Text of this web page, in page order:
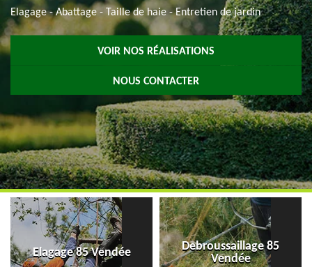
Elagage - Abattage - Taille de haie - Entretien de jardin
VOIR NOS RÉALISATIONS
NOUS CONTACTER
Elagage 85 Vendée
Debroussaillage 85
Vendée